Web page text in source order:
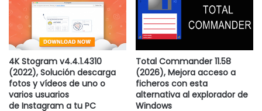
4K Stogram v4.4.1.4310
(2022), Solución descarga
fotos y vídeos de uno o
varios usuarios
de Instagram a tu PC
Total Commander 11.58
(2026), Mejora acceso a
ficheros con esta
alternativa al explorador de
Windows